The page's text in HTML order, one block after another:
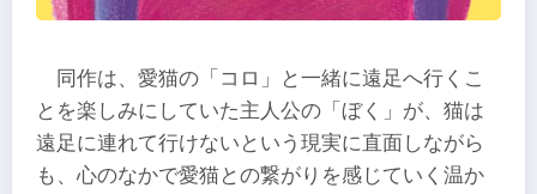
同作は、愛猫の「コロ」と一緒に遠足へ行くこ
とを楽しみにしていた主人公の「ぼく」が、猫は
遠足に連れて行けないという現実に直面しながら
も、心のなかで愛猫との繋がりを感じていく温か